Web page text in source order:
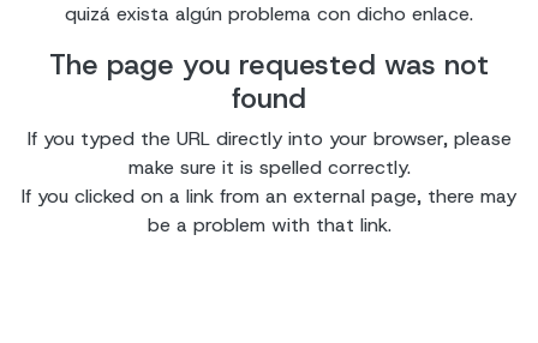
quizá exista algún problema con dicho enlace.
The page you requested was not
found
If you typed the URL directly into your browser, please
make sure it is spelled correctly.
If you clicked on a link from an external page, there may
be a problem with that link.